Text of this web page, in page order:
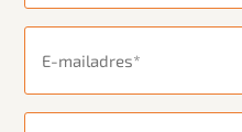
mailadres(Vereist)